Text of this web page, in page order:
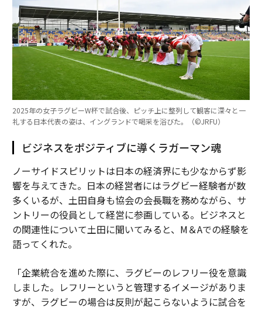
2025年の女子ラグビーW杯で試合後、ピッチ上に整列して観客に深々と一
礼する日本代表の姿は、イングランドで喝采を浴びた。（©︎JRFU）
ビジネスをポジティブに導くラガーマン魂
ノーサイドスピリットは日本の経済界にも少なからず影
響を与えてきた。日本の経営者にはラグビー経験者が数
多くいるが、土田自身も協会の会長職を務めながら、サ
ントリーの役員として経営に参画している。ビジネスと
の関連性について土田に聞いてみると、M＆Aでの経験を
語ってくれた。
「企業統合を進めた際に、ラグビーのレフリー役を意識
しました。レフリーというと管理するイメージがありま
すが、ラグビーの場合は反則が起こらないように試合を